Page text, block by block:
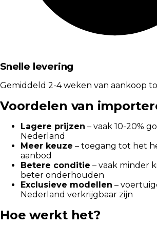
Snelle levering
Gemiddeld 2-4 weken van aankoop
Voordelen van
Lagere prijzen – vaak 10-20%
Nederland
Meer keuze – toegang tot het
aanbod
Betere conditie – vaak minder
beter onderhouden
Exclusieve modellen –
Nederland verkrijgbaar zijn
Hoe werkt het?